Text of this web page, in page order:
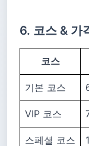
6. 코스 & 가
코스
기본 코스
VIP 코스
스페셜 코스